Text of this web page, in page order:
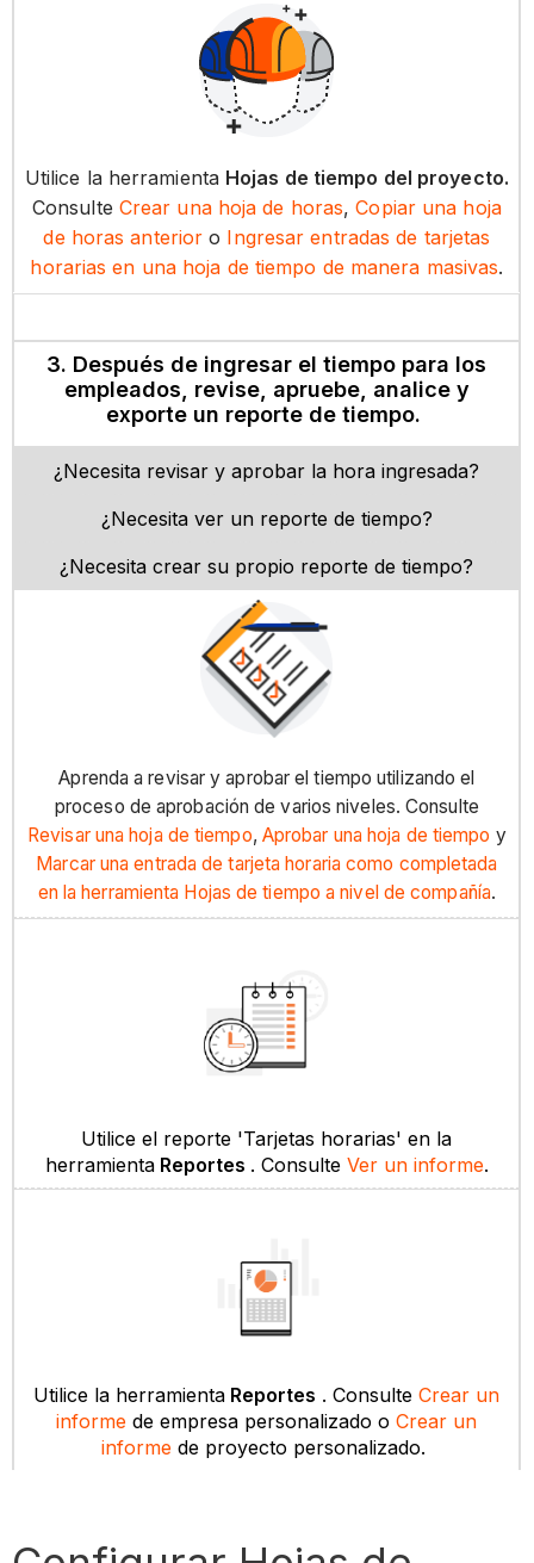
Utilice la herramienta Hojas de tiempo del proyecto.
Consulte Crear una hoja de horas,Copiar una hoja
de horas anterior o Ingresar entradas de tarjetas
horarias en una hoja de tiempo de manera masivas.
3. Después de ingresar el tiempo para los
empleados, revise, apruebe, analice y
exporte un reporte de tiempo.
¿Necesita revisar y aprobar la hora ingresada?
¿Necesita ver un reporte de tiempo?
¿Necesita crear su propio reporte de tiempo?
Aprenda a revisar y aprobar el tiempo utilizando el
proceso de aprobación de varios niveles. Consulte
Revisar una hoja de tiempo, Aprobar una hoja de tiempo y
Marcar una entrada de tarjeta horaria como completada
en la herramienta Hojas de tiempo a nivel de compañía.
Utilice el reporte 'Tarjetas horarias' en la
herramientaReportes . Consulte Ver un informe.
Utilice la herramienta Reportes . ConsulteCrear un
informe de empresa personalizado oCrear un
informe de proyecto personalizado.